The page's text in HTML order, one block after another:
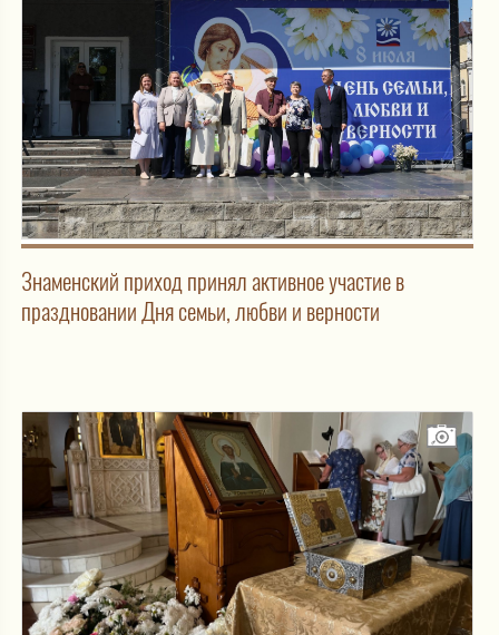
Знаменский приход принял активное участие в
праздновании Дня семьи, любви и верности